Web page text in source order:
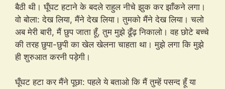
बैठी थी। घूँघट हटाने के बदले राहुल नीचे झुक कर झाँकने लगा।
वो बोला: देख लिया, मैंने देख लिया। तुमको मैंने देख लिया। चलो
अब मेरी बारी, मैं छुप जाता हूँ, तुम मुझे ढूँढ़ निकालो। वह छोटे बच्चे
की तरह छुपा-छुपी का खेल खेलना चाहता था। मुझे लगा कि मुझे
ही शुरुआत करनी पड़ेगी।
घूँघट हटा कर मैंने पूछा: पहले ये बताओ कि मैं तुम्हें पसन्द हूँ या